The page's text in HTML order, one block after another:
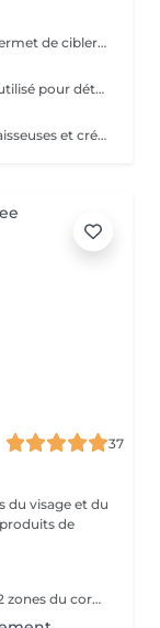
Destocker les graisses, l'endermologie LPG permet de cibler et d'affiner les zones rebelles à l'exercice et a l'hygiène alimentaire ( bras , dos , ventre, taille) tout en s'adaptant au besoin de chaque peau. Lisser la cellulite, raffermir la peau, retrouver des jambes légères.
La cryolipolyse est un traitement esthétique utilisé pour détruire les cellules graisseuses. Son principe repose sur une température de froid contrôlé de 9°C à 13°C.
Le lipolaser stimule la vidange des cellules graisseuses et créer des micropores dans leurs membranes par le biais d'une chaleur douce.
37
du visage et du
de
Modelage manuel version Palper/Rouler sur 2 zones du corps.